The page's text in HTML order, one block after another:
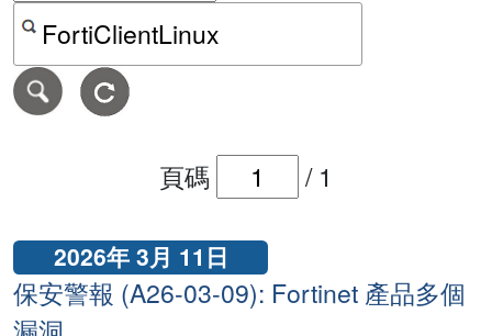
按關鍵字或 CVE ID 搜尋保安警報
頁碼 / 1
2026年 3月 11日
保安警報 (A26-03-09): Fortinet 產品多個